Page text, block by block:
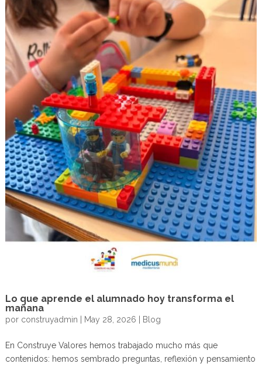
Lo que aprende el alumnado hoy transforma el
mañana
por construyadmin May 28, 2026 Blog
En Construye Valores hemos trabajado mucho más que
contenidos: hemos sembrado preguntas, reflexión y pensamiento